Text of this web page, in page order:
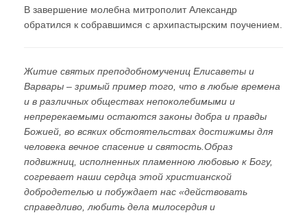
В завершение молебна митрополит Александр
обратился к собравшимся с архипастырским поучением.
Житие святых преподобномучениц Елисаветы и
Варвары – зримый пример того, что в любые времена
и в различных обществах непоколебимыми и
непререкаемыми остаются законы добра и правды
Божией, во всяких обстоятельствах достижимы для
человека вечное спасение и святость.Образ
подвижниц, исполненных пламенною любовью к Богу,
согревает наши сердца этой христианской
добродетелью и побуждает нас «действовать
справедливо, любить дела милосердия и